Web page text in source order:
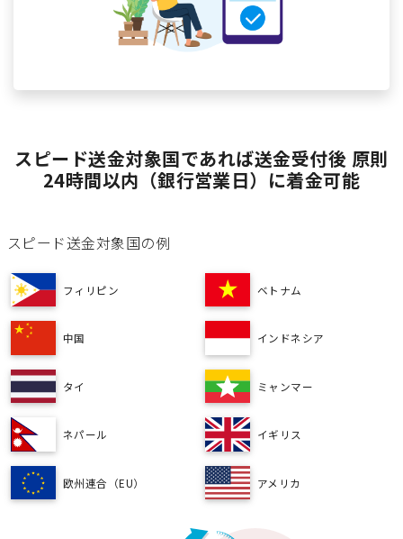
スピード送金対象国であれば送金受付後 原則
24時間以内（銀行営業日）に着金可能
スピード送金対象国の例
フィリピン ベトナム
中国 インドネシア
タイ ミャンマー
ネパール イギリス
欧州連合（EU） アメリカ